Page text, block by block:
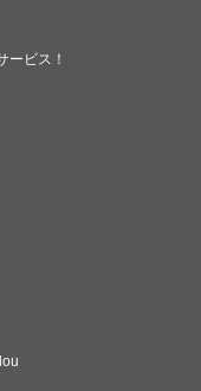
ービス！